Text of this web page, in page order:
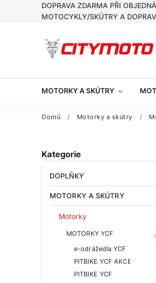
DOPRAVA ZDARMA PŘI
MOTOCYKLY/SKÚTRY A
MOTORKY A SKÚTRY
Domů / Motorky a skútry /
Kategorie
DOPLŇKY
MOTORKY A SKÚTRY
Motorky
MOTORKY YCF
e-odrážedla YCF
PITBIKE YCF AKCE
PITBIKE YCF